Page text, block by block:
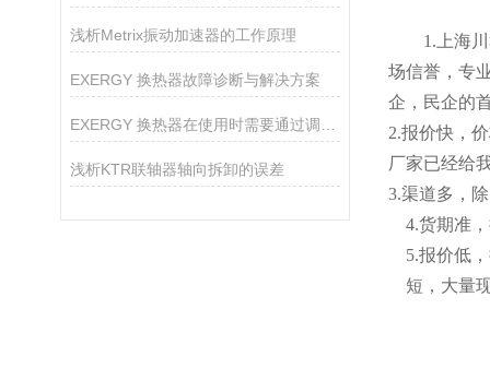
浅析Metrix振动加速器的工作原理
EXERGY 换热器故障诊断与解决方案
浅析KTR联轴器轴向拆卸的误差
1. 上海
场信誉，专
企，民企的
2.报价快，
厂家已经给
3.渠道多，
4.货期准
5.报价低
短 ， 大量